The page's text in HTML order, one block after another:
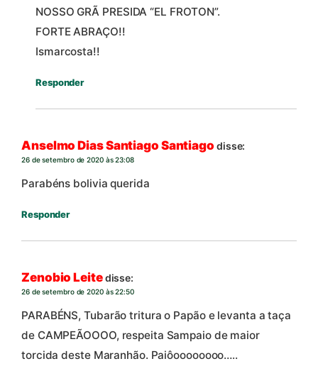
NOSSO GRÃ PRESIDA “EL FROTON”.
FORTE ABRAÇO!!
Ismarcosta!!
Responder
Anselmo Dias Santiago Santiago disse:
26 de setembro de 2020 às 23:08
Parabéns bolivia querida
Responder
Zenobio Leitedisse:
26 de setembro de 2020 às 22:50
PARABÉNS, Tubarão tritura o Papão e levanta a taça
de CAMPEÃOOOO, respeita Sampaio de maior
torcida deste Maranhão. Paiôoooooooo…..